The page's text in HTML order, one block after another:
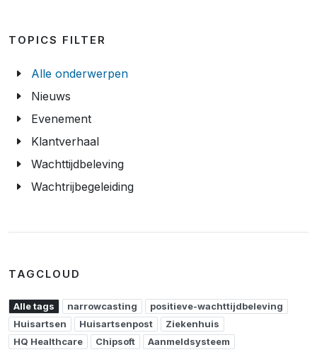
TOPICS FILTER
Alle onderwerpen
Nieuws
Evenement
Klantverhaal
Wachttijdbeleving
Wachtrijbegeleiding
TAGCLOUD
Alle tags narrowcasting
positieve-wachttijdbeleving
Huisartsen
Huisartsenpost
Ziekenhuis
HQ Healthcare
Chipsoft
Aanmeldsysteem